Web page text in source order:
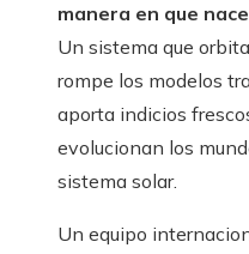
manera en que
Un sistema que
rompe los modelos
aporta indicios
evolucionan los
sistema solar.
Un equipo